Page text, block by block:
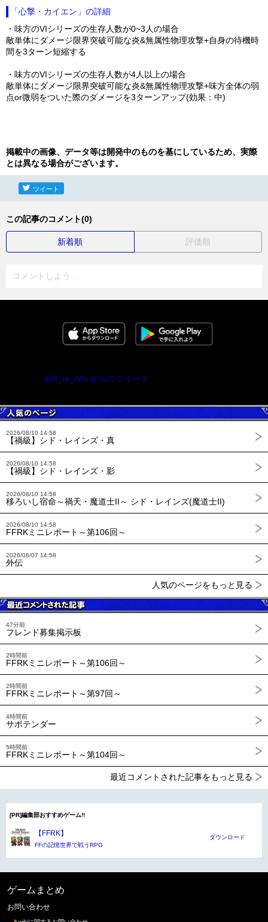
「心撃・カイエン」の詳細
・味方のVIシリーズの生存人数が0~3人の場合
敵単体にダメージ限界突破可能な炎&無属性物理攻撃+自身の待機時
間を3ターン短縮する
・味方のVIシリーズの生存人数が4人以上の場合
敵単体にダメージ限界突破可能な炎&無属性物理攻撃+味方全体の弱
点or微弱をついた際のダメージを3ターンアップ(効果：中)
掲載中の画像、データ等は開発中のものを基にしているため、実際
とは異なる場合がございます。
ツイート
この記事のコメント(0)
新着順 評価順
コメントしよう...
@ff_rk_info からのツイート
2026/08/10 14:58
【禍級】シド・レインズ・真
2026/08/10 14:58
【禍級】シド・レインズ・影
2026/08/10 14:58
移ろいし宿命～禍天・魔道士II～ シド・レインズ(魔道士II)
2026/08/10 14:58
FFRKミニレポート～第106回～
2026/08/07 14:58
外伝
人気のページをもっと見る
47分前
フレンド募集掲示板
2時間前
FFRKミニレポート～第106回～
2時間前
FFRKミニレポート～第97回～
4時間前
サボテンダー
5時間前
FFRKミニレポート～第104回～
最近コメントされた記事をもっと見る
[PR]編集部おすすめゲーム!!
【FFRK】
FFの記憶世界で戦うRPG
ダウンロード
ゲームまとめ
お問い合わせ